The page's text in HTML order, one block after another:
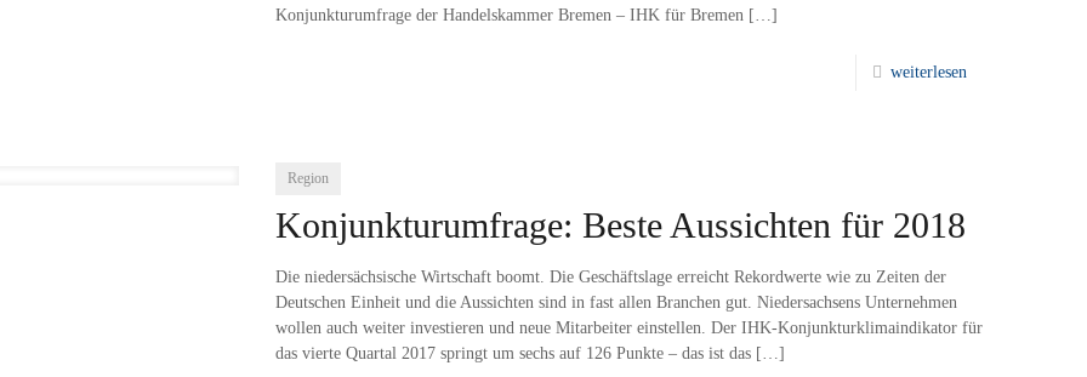
Konjunkturumfrage der Handelskammer Bremen – IHK für Bremen […]
weiterlesen
Region
Konjunkturumfrage: Beste Aussichten für 2018
Die niedersächsische Wirtschaft boomt. Die Geschäftslage erreicht Rekordwerte wie zu Zeiten der
Deutschen Einheit und die Aussichten sind in fast allen Branchen gut. Niedersachsens Unternehmen
wollen auch weiter investieren und neue Mitarbeiter einstellen. Der IHK-Konjunkturklimaindikator für
das vierte Quartal 2017 springt um sechs auf 126 Punkte – das ist das […]